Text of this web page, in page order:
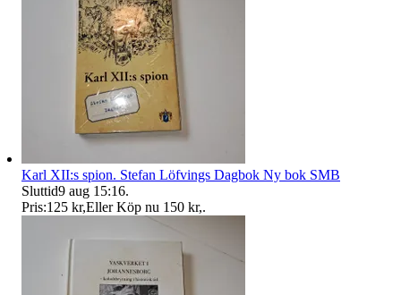
Karl XII:s spion. Stefan Löfvings Dagbok Ny bok SMB
Sluttid9 aug 15:16.
Pris:125 kr,Eller Köp nu 150 kr,.